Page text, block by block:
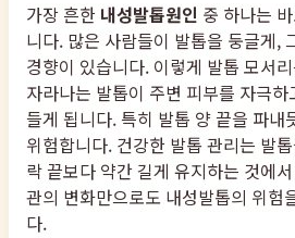
가장 흔한 내성발톱원인 중 하나는
니다. 많은 사람들이 발톱을 둥글게,
경향이 있습니다. 이렇게 발톱 모서
자라나는 발톱이 주변 피부를 자극
들게 됩니다. 특히 발톱 양 끝을 파내
위험합니다. 건강한 발톱 관리는 발
락 끝보다 약간 길게 유지하는 것에
관의 변화만으로도 내성발톱의 위험
다.